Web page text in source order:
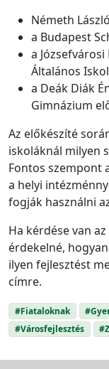
Németh
a Budapest
a
Általános
a Deák Diák
Gimnázium
Az előkészíté
iskoláknál milyen
Fontos szempont
a helyi
fogják használni
Ha kérdése van
érdekelné,
ilyen fejlesztést
címre.
#Fiataloknak
#Városfejlesztés